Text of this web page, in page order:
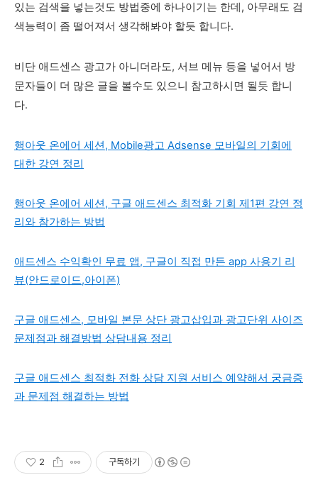
있는 검색을 넣는것도 방법중에 하나이기는 한데, 아무래도 검
색능력이 좀 떨어져서 생각해봐야 할듯 합니다.
비단 애드센스 광고가 아니더라도, 서브 메뉴 등을 넣어서 방
문자들이 더 많은 글을 볼수도 있으니 참고하시면 될듯 합니
다.
행아웃 온에어 세션, Mobile광고 Adsense 모바일의 기회에
대한 강연 정리
행아웃 온에어 세션, 구글 애드센스 최적화 기회 제1편 강연 정
리와 참가하는 방법
애드센스 수익확인 무료 앱, 구글이 직접 만든 app 사용기 리
뷰(안드로이드,아이폰)
구글 애드센스, 모바일 본문 상단 광고삽입과 광고단위 사이즈
문제점과 해결방법 상담내용 정리
구글 애드센스 최적화 전화 상담 지원 서비스 예약해서 궁금증
과 문제점 해결하는 방법
2 구독하기